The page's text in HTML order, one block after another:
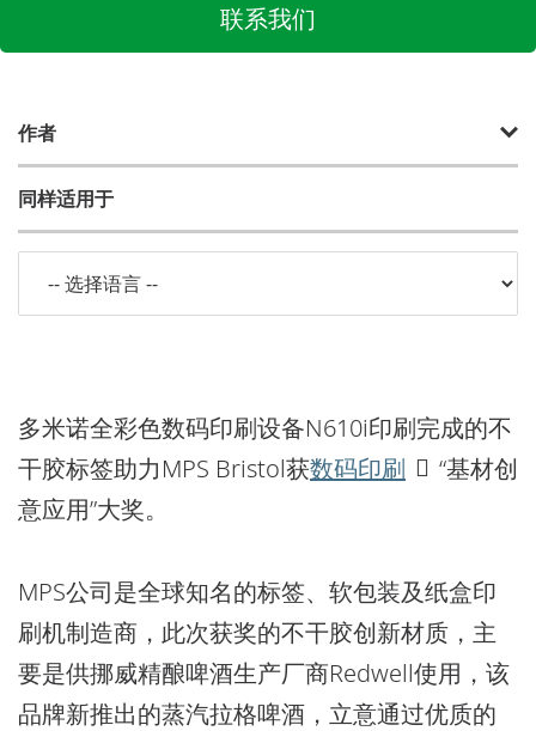
联系我们
多米诺全彩色数码印刷设备N610i印刷完成的不
干胶标签助力MPS Bristol获数码印刷
“基材创
意应用”大奖。
MPS公司是全球知名的标签、软包装及纸盒印
刷机制造商，此次获奖的不干胶创新材质，主
要是供挪威精酿啤酒生产厂商Redwell使用，该
品牌新推出的蒸汽拉格啤酒，立意通过优质的
作者
同样适用于